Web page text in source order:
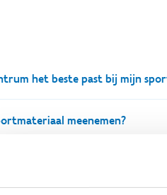
het beste past bij mijn
specialiteiten. Met onze
meenemen?
Elk centrum is voorzien van
bij een officiële G-sportclub?